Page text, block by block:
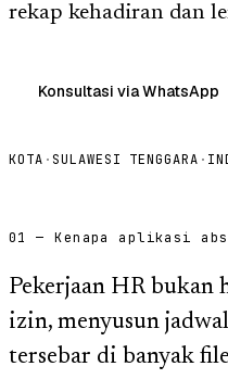
rekap kehadiran dan
Konsultasi via WhatsApp
KOTA · SULAWESI TENGGARA ·
01 — Kenapa aplikasi
Pekerjaan HR bukan
izin, menyusun
tersebar di banyak